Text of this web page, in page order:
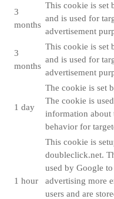
3
months
This cookie is set
and is used for
advertisement
3
months
This cookie is set
and is used for
advertisement
1 day
The cookie is set
The cookie is
information about
behavior for
1 hour
This cookie is
doubleclick.net.
used by Google to
advertising more
users and are